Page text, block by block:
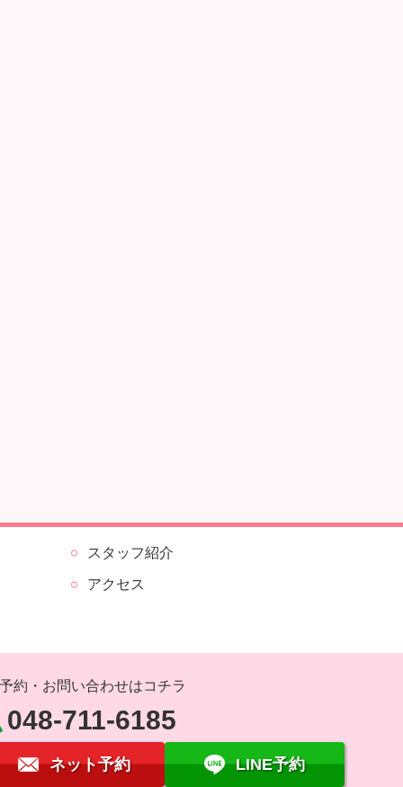
スタッフ紹介
アクセス
約・お問い合わせはコチラ
048-711-6185
ネット予約 LINE予約